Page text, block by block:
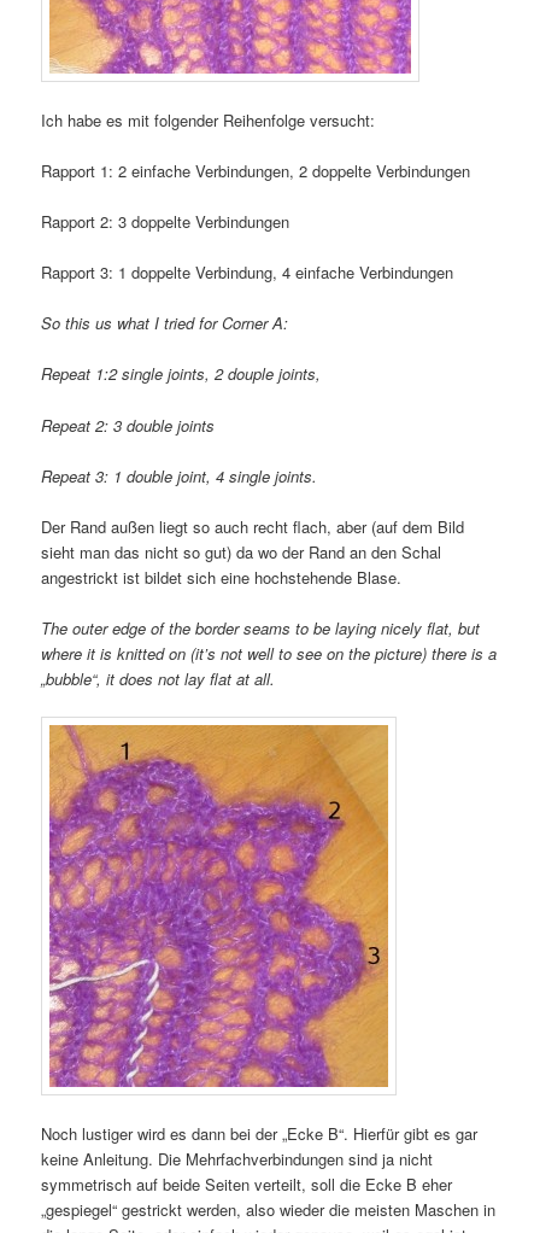
Ich habe es mit folgender Reihenfolge versucht:
Rapport 1: 2 einfache Verbindungen, 2 doppelte Verbindungen
Rapport 2: 3 doppelte Verbindungen
Rapport 3: 1 doppelte Verbindung, 4 einfache Verbindungen
So this us what I tried for Corner A:
Repeat 1:2 single joints, 2 douple joints,
Repeat 2: 3 double joints
Repeat 3: 1 double joint, 4 single joints.
Der Rand außen liegt so auch recht flach, aber (auf dem Bild
sieht man das nicht so gut) da wo der Rand an den Schal
angestrickt ist bildet sich eine hochstehende Blase.
The outer edge of the border seams to be laying nicely flat, but
where it is knitted on (it’s not well to see on the picture) there is a
„bubble“, it does not lay flat at all.
Noch lustiger wird es dann bei der „Ecke B“. Hierfür gibt es gar
keine Anleitung. Die Mehrfachverbindungen sind ja nicht
symmetrisch auf beide Seiten verteilt, soll die Ecke B eher
„gespiegel“ gestrickt werden, also wieder die meisten Maschen in